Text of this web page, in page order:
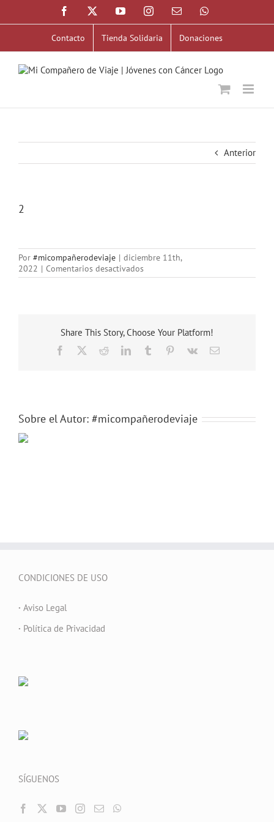
contenido
Facebook YouTubeInstagramCorreoWhatsApp
Contacto Tienda Solidaria Donaciones
Anterior
2
Por #micompañerodeviaje | diciembre 11th,
2022 | Comentarios desactivadosen
2
Share This Story, Choose Your Platform!
Facebook RedditLinkedInTumblr Pinterest
Vk
Correo
Sobre el Autor: #micompañerodeviaje
CONDICIONES DE USO
· Aviso Legal
· Política de Privacidad
SÍGUENOS